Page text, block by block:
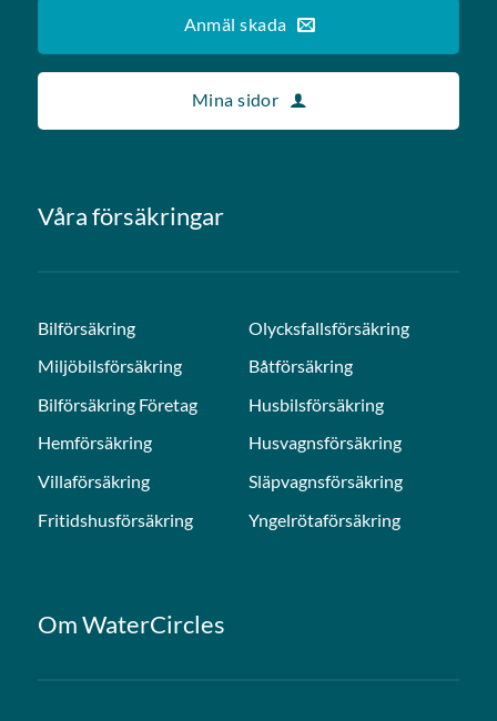
Våra försäkringar
Bilförsäkring
Miljöbilsförsäkring
Bilförsäkring Företag
Hemförsäkring
Villaförsäkring
Fritidshusförsäkring
Olycksfallsförsäkring
Båtförsäkring
Husbilsförsäkring
Husvagnsförsäkring
Släpvagnsförsäkring
Yngelrötaförsäkring
Om WaterCircles
Anmäl skada
Mina sidor